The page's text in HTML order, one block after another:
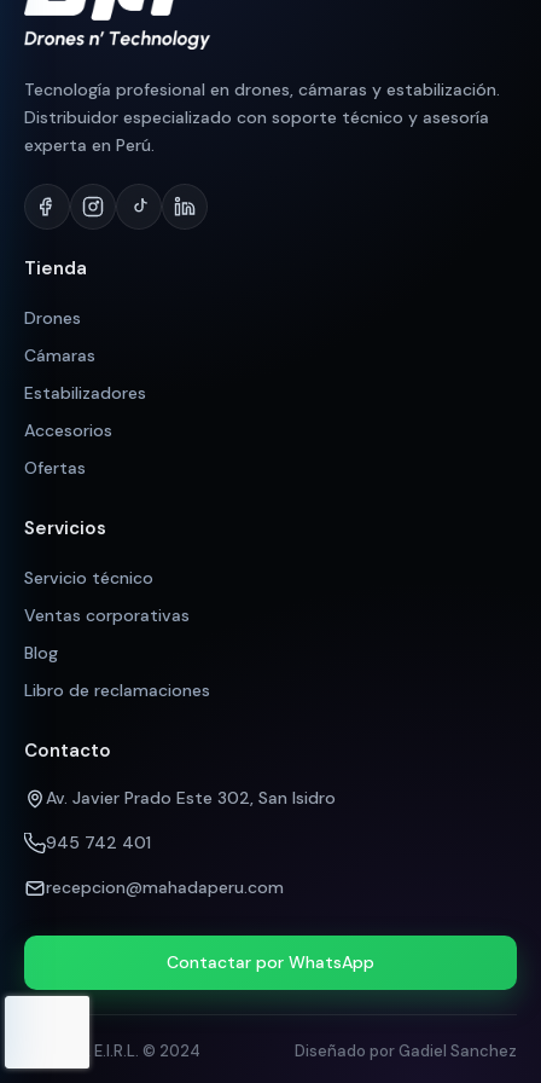
Tecnología profesional en drones, cámaras y estabilización.
Distribuidor especializado con soporte técnico y asesoría
experta en Perú.
Tienda
Drones
Cámaras
Estabilizadores
Accesorios
Ofertas
Servicios
Servicio técnico
Ventas corporativas
Blog
Libro de reclamaciones
Contacto
Av. Javier Prado Este 302, San Isidro
945 742 401
recepcion@mahadaperu.com
Contactar por WhatsApp
MAHADA E.I.R.L. © 2024 Diseñado por Gadiel Sanchez